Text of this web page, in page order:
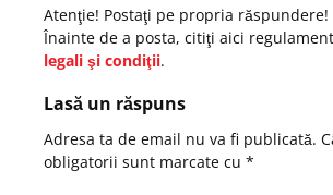
Atenţie! Postaţi pe propria răspundere!
Înainte de a posta, citiţi aici
legali şi condiţii.
Lasă un răspuns
Adresa ta de email nu va fi publicată.
obligatorii sunt marcate cu *